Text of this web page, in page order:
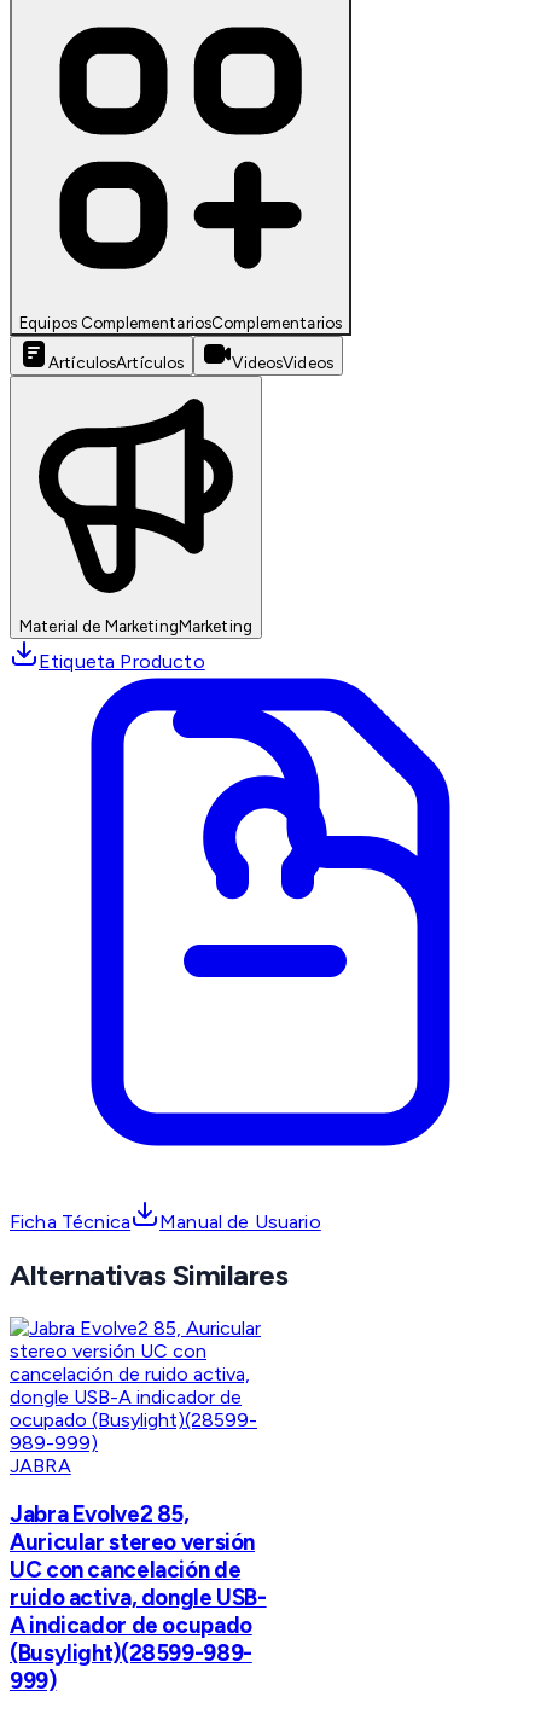
Equipos ComplementariosComplementarios
ArtículosArtículos VideosVideos
Material de MarketingMarketing
Etiqueta Producto
Ficha Técnica Manual de Usuario
Alternativas Similares
JABRA
Jabra Evolve2 85,
Auricular stereo versión
UC con cancelación de
ruido activa, dongle USB-
A indicador de ocupado
(Busylight)(28599-989-
999)